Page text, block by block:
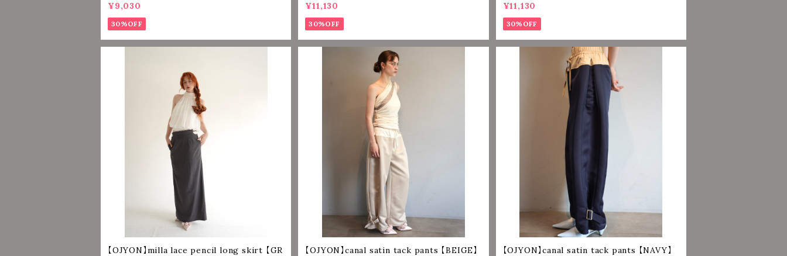
¥9,030
30%OFF
¥11,130
30%OFF
¥11,130
30%OFF
【OJYON】milla lace pencil long skirt 【GR
【OJYON】canal satin tack pants 【BEIGE】
【OJYON】canal satin tack pants 【NAVY】